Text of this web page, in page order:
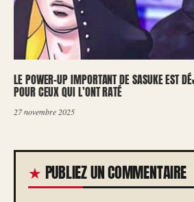
LE POWER-UP IMPORTANT DE SASUKE EST
POUR CEUX QUI L’ONT RATÉ
27 novembre 2025
PUBLIEZ UN COMMENTAIRE